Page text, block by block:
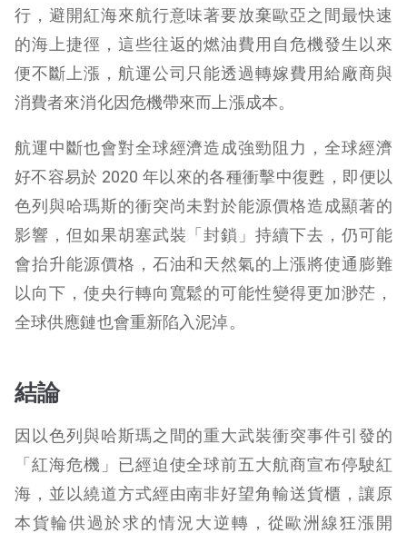
行，避開紅海來航行意味著要放棄歐亞之間最快速
的海上捷徑，這些往返的燃油費用自危機發生以來
便不斷上漲，航運公司只能透過轉嫁費用給廠商與
消費者來消化因危機帶來而上漲成本。
航運中斷也會對全球經濟造成強勁阻力，全球經濟
好不容易於 2020 年以來的各種衝擊中復甦，即便以
色列與哈瑪斯的衝突尚未對於能源價格造成顯著的
影響，但如果胡塞武裝「封鎖」持續下去，仍可能
會抬升能源價格，石油和天然氣的上漲將使通膨難
以向下，使央行轉向寬鬆的可能性變得更加渺茫，
全球供應鏈也會重新陷入泥淖。
結論
因以色列與哈斯瑪之間的重大武裝衝突事件引發的
「紅海危機」已經迫使全球前五大航商宣布停駛紅
海，並以繞道方式經由南非好望角輸送貨櫃，讓原
本貨輪供過於求的情況大逆轉，從歐洲線狂漲開